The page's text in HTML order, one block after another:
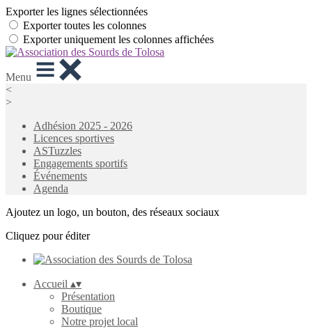
Exporter les lignes sélectionnées
Exporter toutes les colonnes
Exporter uniquement les colonnes affichées
Menu
<
>
Adhésion 2025 - 2026
Licences sportives
ASTuzzles
Engagements sportifs
Événements
Agenda
Ajoutez un logo, un bouton, des réseaux sociaux
Cliquez pour éditer
Accueil ▴▾
Présentation
Boutique
Notre projet local